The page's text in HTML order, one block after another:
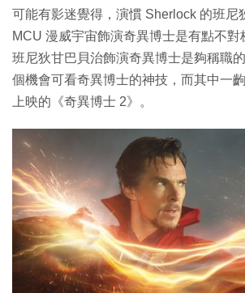
可能有影迷覺得，演慣 Sherlock 的班尼
MCU 漫威宇宙飾演奇異博士是有點不對
班尼狄甘巴貝治飾演奇異博士是夠稱職
個機會可看奇異博士的神技，而其中一
上映的《奇異博士 2》。